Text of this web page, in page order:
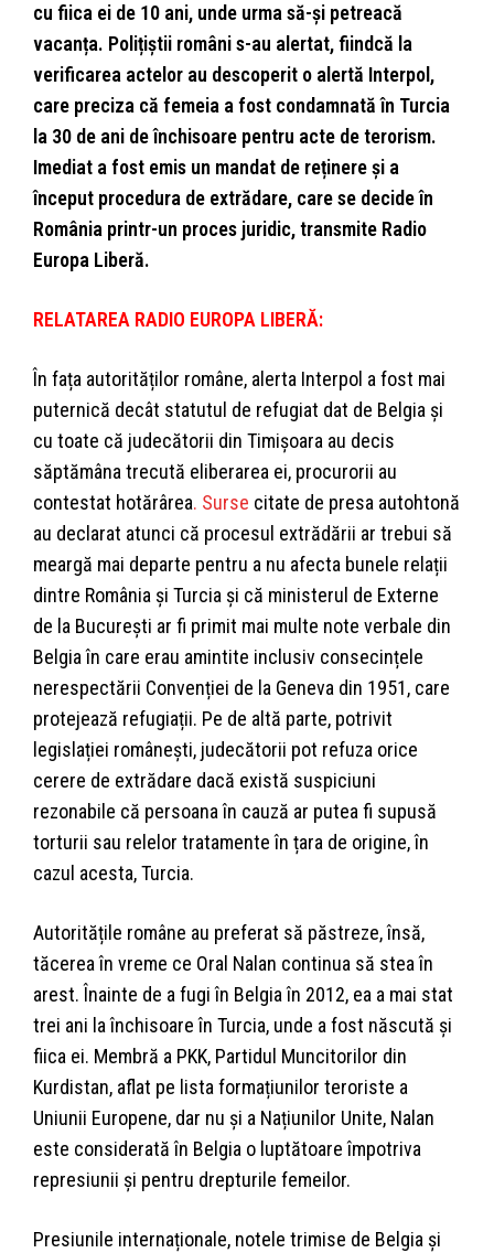
cu fiica ei de 10 ani, unde urma să-și petreacă
vacanța. Polițiștii români s-au alertat, fiindcă la
verificarea actelor au descoperit o alertă Interpol,
care preciza că femeia a fost condamnată în Turcia
la 30 de ani de închisoare pentru acte de terorism.
Imediat a fost emis un mandat de reținere și a
început procedura de extrădare, care se decide în
România printr-un proces juridic, transmite Radio
Europa Liberă.
RELATAREA RADIO EUROPA LIBERĂ:
În fața autorităților române, alerta Interpol a fost mai
puternică decât statutul de refugiat dat de Belgia și
cu toate că judecătorii din Timișoara au decis
săptămâna trecută eliberarea ei, procurorii au
contestat hotărârea. Surse citate de presa autohtonă
au declarat atunci că procesul extrădării ar trebui să
meargă mai departe pentru a nu afecta bunele relații
dintre România și Turcia și că ministerul de Externe
de la București ar fi primit mai multe note verbale din
Belgia în care erau amintite inclusiv consecințele
nerespectării Convenției de la Geneva din 1951, care
protejează refugiații. Pe de altă parte, potrivit
legislației românești, judecătorii pot refuza orice
cerere de extrădare dacă există suspiciuni
rezonabile că persoana în cauză ar putea fi supusă
torturii sau relelor tratamente în țara de origine, în
cazul acesta, Turcia.
Autoritățile române au preferat să păstreze, însă,
tăcerea în vreme ce Oral Nalan continua să stea în
arest. Înainte de a fugi în Belgia în 2012, ea a mai stat
trei ani la închisoare în Turcia, unde a fost născută și
fiica ei. Membră a PKK, Partidul Muncitorilor din
Kurdistan, aflat pe lista formațiunilor teroriste a
Uniunii Europene, dar nu și a Națiunilor Unite, Nalan
este considerată în Belgia o luptătoare împotriva
represiunii și pentru drepturile femeilor.
Presiunile internaționale, notele trimise de Belgia și